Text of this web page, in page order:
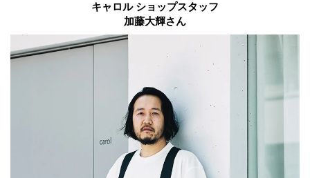
キャロル ショップスタッフ
加藤大輝さん